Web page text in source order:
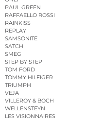
PAUL GREEN
RAFFAELLO ROSSI
RAINKISS
REPLAY
SAMSONITE
SATCH
SMEG
STEP BY STEP
TOM FORD
TOMMY HILFIGER
TRIUMPH
VEJA
VILLEROY & BOCH
WELLENSTEYN
LES VISIONNAIRES